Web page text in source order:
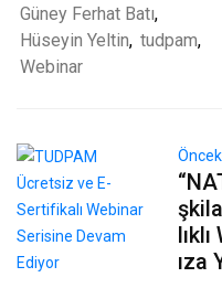
Güney Ferhat Batı,
Hüseyin Yeltin, tudpam,
Webinar
ıza